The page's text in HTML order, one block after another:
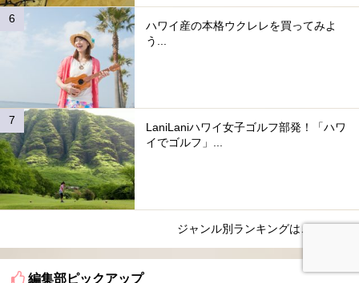
ハワイ産の本格ウクレレを買ってみよ
う...
LaniLaniハワイ女子ゴルフ部発！「ハワ
イでゴルフ」...
ジャンル別ランキングはこちら
編集部ピックアップ